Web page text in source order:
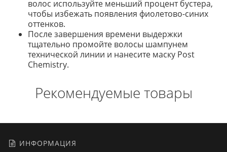
волос используйте меньший процент бустера,
чтобы избежать появления фиолетово-синих
оттенков.
После завершения времени выдержки
тщательно промойте волосы шампунем
технической линии и нанесите маску Post
Chemistry.
Рекомендуемые товары
ИНФОРМАЦИЯ